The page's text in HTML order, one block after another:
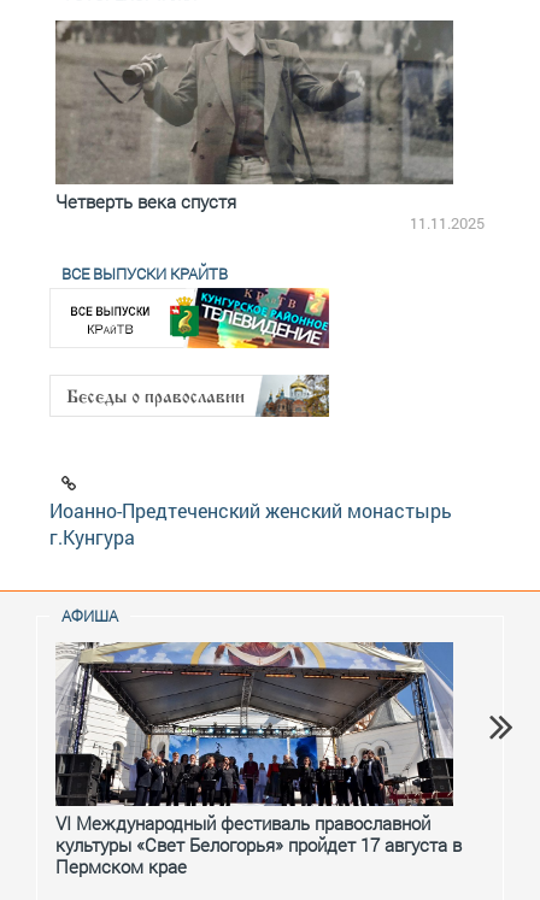
Четверть века спустя
11.11.2025
ВСЕ ВЫПУСКИ КРАЙТВ
Иоанно-Предтеченский женский монастырь
г.Кунгура
АФИША
VI Международный фестиваль православной
культуры «Свет Белогорья» пройдет 17 августа в
Пермском крае